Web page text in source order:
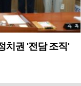
치권 '전담 조직'